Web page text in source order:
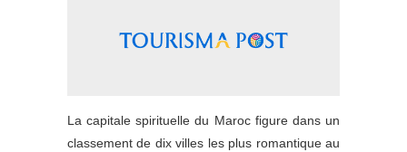
La capitale spirituelle du Maroc figure dans un
classement de dix villes les plus romantique au